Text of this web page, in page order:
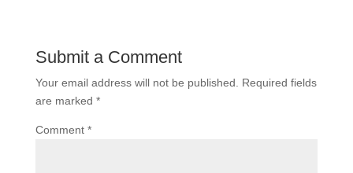
Submit a Comment
Your email address will not be published. Required fields
are marked *
Comment *